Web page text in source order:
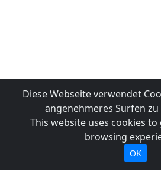
Diese Webseite verwendet
angenehmeres Surfen
This website uses cookies
browsing
OK